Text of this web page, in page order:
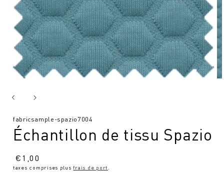
SKU
fabricsample-spazio7004
Échantillon de tissu Spazio
Prix
normal
€1,00
taxes comprises plusfrais de port